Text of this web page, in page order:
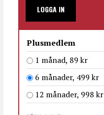
LOGGA IN
Plusmedlem
1 månad, 89 kr
6 månader, 499 kr
12 månader, 998 kr